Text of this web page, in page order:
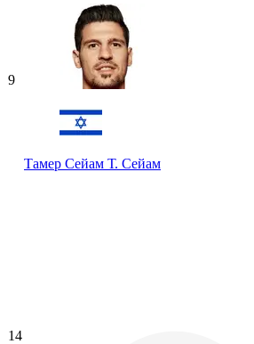
9
Тамер Сейам Т. Сейам
14